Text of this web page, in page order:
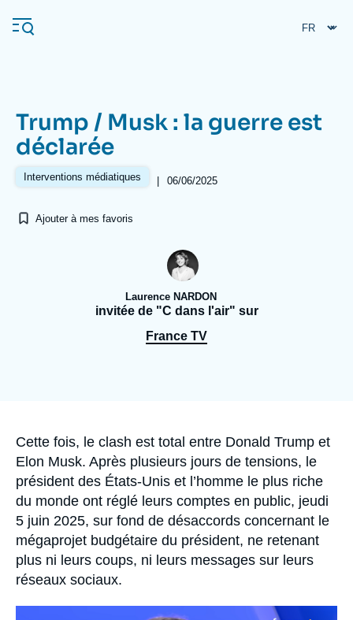
au
contenu
Navigation
principale
L'Ifri
Analyses
Recherches fréquentes
Proche-Orient
Trump / Musk : la guerre est
déclarée
Interventions médiatiques | 06/06/2025
Ajouter à mes favoris
Laurence NARDON
invitée de "C dans l'air" sur
France TV
Accroche
Cette fois, le clash est total entre Donald Trump et
Elon Musk. Après plusieurs jours de tensions, le
président des États-Unis et l’homme le plus riche
du monde ont réglé leurs comptes en public, jeudi
5 juin 2025, sur fond de désaccords concernant le
mégaprojet budgétaire du président, ne retenant
plus ni leurs coups, ni leurs messages sur leurs
réseaux sociaux.